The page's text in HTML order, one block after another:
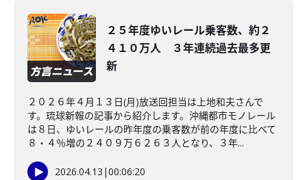
２５年度ゆいレール乗客数、約２
４１０万人 ３年連続過去最多更
新
２０２６年４月１３日(月)放送回担当は上地和夫さんで
す。琉球新報の記事から紹介します。沖縄都市モノレール
は８日、ゆいレールの昨年度の乗客数が前の年度に比べて
８・４％増の２４０９万６２６３人となり、３年...
2026.04.13 |00:06:20